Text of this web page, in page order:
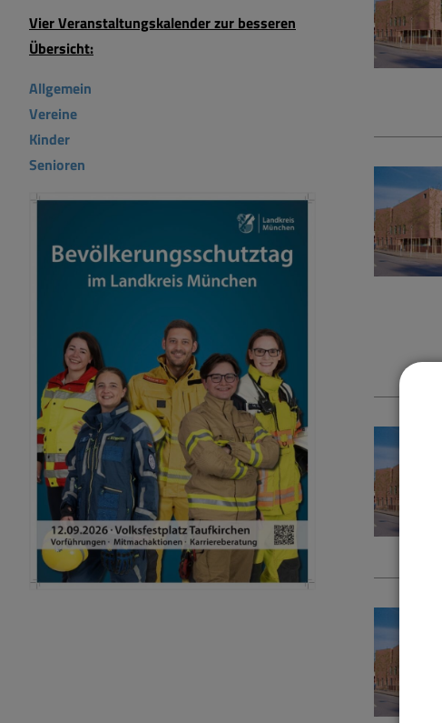
Vier Veranstaltungskalender zur besseren
Übersicht:
Allgemein
Vereine
Kinder
Senioren